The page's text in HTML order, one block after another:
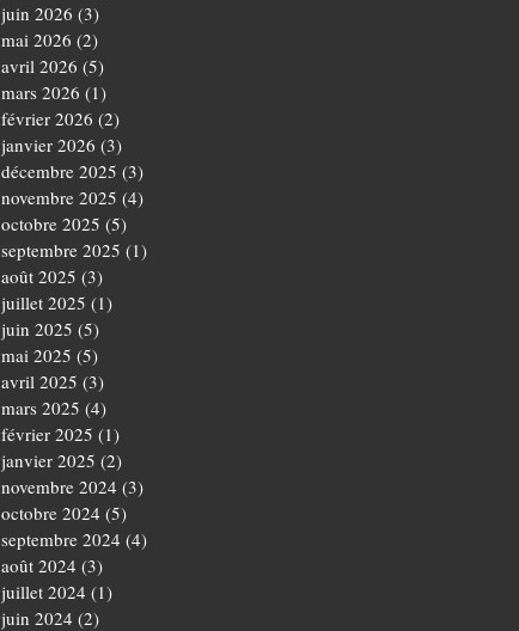
juin 2026 (3)
mai 2026 (2)
avril 2026 (5)
mars 2026 (1)
février 2026 (2)
janvier 2026 (3)
décembre 2025 (3)
novembre 2025 (4)
octobre 2025 (5)
septembre 2025 (1)
août 2025 (3)
juillet 2025 (1)
juin 2025 (5)
mai 2025 (5)
avril 2025 (3)
mars 2025 (4)
février 2025 (1)
janvier 2025 (2)
novembre 2024 (3)
octobre 2024 (5)
septembre 2024 (4)
août 2024 (3)
juillet 2024 (1)
juin 2024 (2)